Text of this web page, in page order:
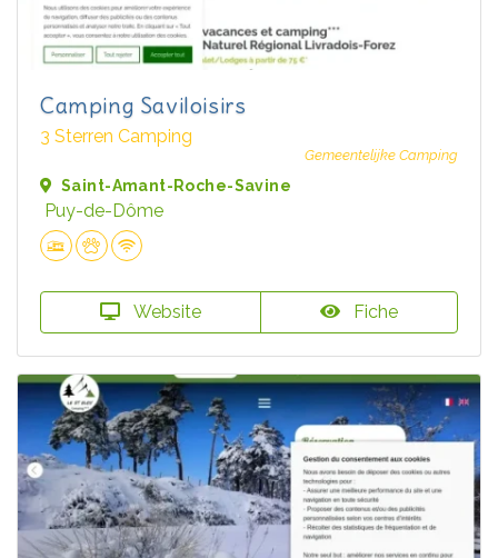
Camping Saviloisirs
3 Sterren Camping
Gemeentelijke Camping
Saint-Amant-Roche-Savine
Puy-de-Dôme
Website Fiche